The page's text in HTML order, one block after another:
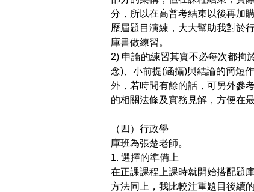
分，所以在高普考結束以後再加
歷屆題目演練，大大幫助我對於
庫書做練習。
2) 申論的練習其實不必每次都拘
念) 、小前提(涵攝)與結論的簡短
外，若時間有餘的話，可另外參
的相關法條及實務見解，方便在
（四）行政學
庫班為張楚老師。
1. 選擇的準備上
在正課課程上課時就開始搭配題
方法同上，我比較注重題目後續